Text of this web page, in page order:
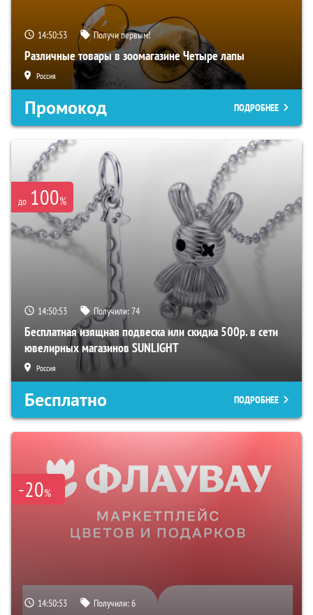
14:50:52 Получи первым!
Различные товары в зоомагазине Четыре лапы
Россия
Промокод ПОДРОБНЕЕ
до 100%
14:50:52 Получили:74
Бесплатная изящная подвеска или скидка 500р. в сети
ювелирных магазинов SUNLIGHT
Россия
Бесплатно ПОДРОБНЕЕ
-20%
14:50:52 Получили:6